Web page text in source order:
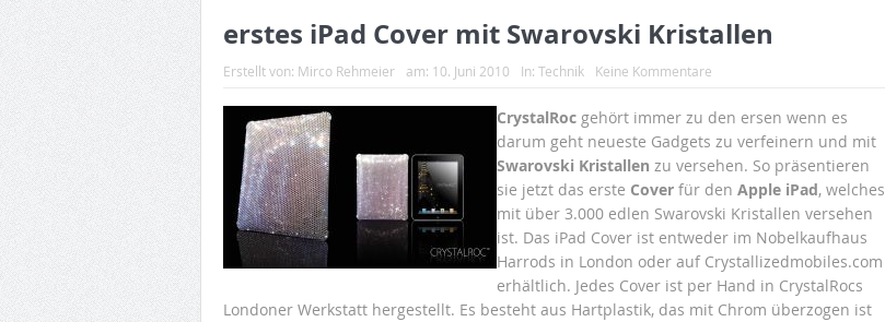
erstes iPad Cover mit Swarovski Kristallen
Erstellt von: Mirco Rehmeier am: 10. Juni 2010 In: Technik Keine Kommentare
CrystalRoc gehört immer zu den ersen wenn es
darum geht neueste Gadgets zu verfeinern und mit
Swarovski Kristallen zu versehen. So präsentieren
sie jetzt das erste Cover für den Apple iPad, welches
mit über 3.000 edlen Swarovski Kristallen versehen
ist. Das iPad Cover ist entweder im Nobelkaufhaus
Harrods in London oder auf Crystallizedmobiles.com
erhältlich. Jedes Cover ist per Hand in CrystalRocs
Londoner Werkstatt hergestellt. Es besteht aus Hartplastik, das mit Chrom überzogen ist